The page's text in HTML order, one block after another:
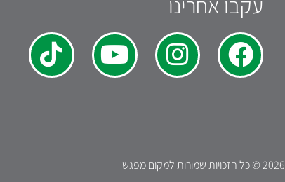
2026 © כל הזכויות שמורות למקום מפגש